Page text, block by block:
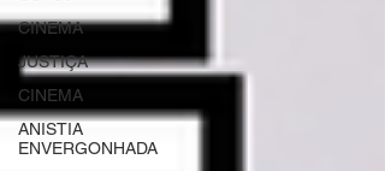
CINEMA
JUSTIÇA
CINEMA
ANISTIA
ENVERGONHADA